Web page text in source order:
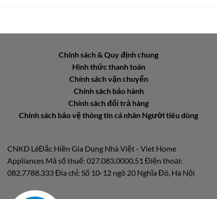
Chính sách & Quy định chung
Hình thức thanh toán
Chính sách vận chuyển
Chính sách bảo hành
Chính sách đổi trả hàng
Chính sách bảo vệ thông tin cá nhân Người tiêu dùng
CNKD LêĐắc Hiền Gia Dụng Nhà Việt - Viet Home
Appliances Mã số thuế: 027.083.0000.51 Điện thoại:
082.7788.333 Địa chỉ: Số 10-12 ngõ 20 Nghĩa Đô, Hà Nội